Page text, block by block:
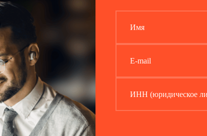
Имя
E-mail
ИНН (юридическое